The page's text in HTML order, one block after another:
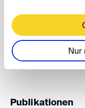
Nur
LCIA, Wiener
Handelskammer
40
Publikationen